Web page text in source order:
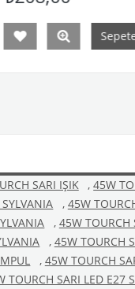
Ekle
SARI IŞIK , 45W
, 45W
, 45W TOURCH
, 45W TOURCH
, 45W TOURCH
TOURCH SARI LED E27